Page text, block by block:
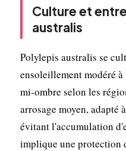
Culture et
australis
Polylepis australis se
ensoleillement modéré
mi-ombre selon les
arrosage moyen, adapté
évitant l'accumulation
implique une protection